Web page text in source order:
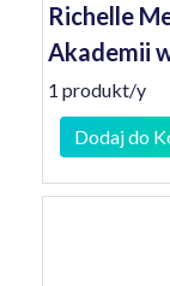
Richelle
Akademii
1 produkt/y
Dodaj do